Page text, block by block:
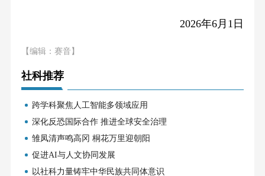
2026年6 月 1 日
【编辑：赛音】
社科推荐
跨学科聚焦人工智能多领域应用
深化反恐国际合作 推进全球安全治理
雏凤清声鸣高冈 桐花万里迎朝阳
促进AI与人文协同发展
以社科力量铸牢中华民族共同体意识